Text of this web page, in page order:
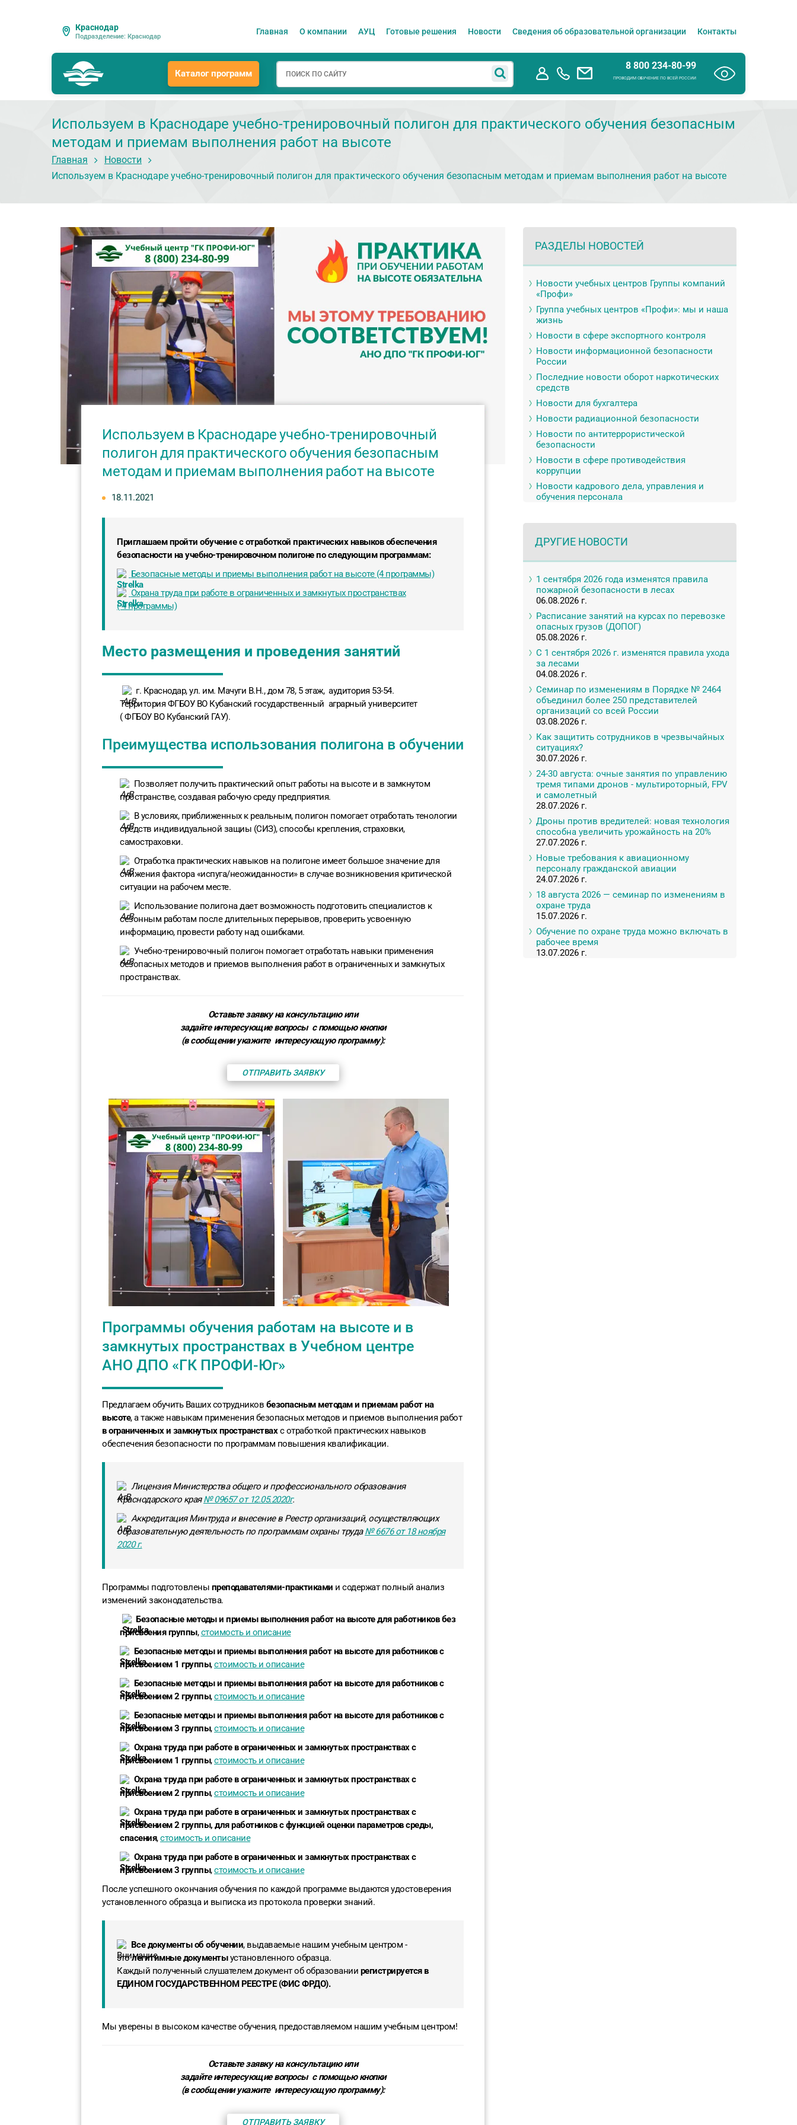
Краснодар
Подразделение: Краснодар
Главная О компании АУЦ Готовые решения Новости Сведения об образовательной организации Контакты
Каталог программ
8 800 234-80-99
ПРОВОДИМ ОБУЧЕНИЕ ПО ВСЕЙ РОССИИ
Используем в Краснодаре учебно-тренировочный полигон для практического обучения безопасным
методам и приемам выполнения работ на высоте
Главная
Новости
Используем в Краснодаре учебно-тренировочный полигон для практического обучения безопасным методам и приемам выполнения работ на высоте
Используем в Краснодаре учебно-тренировочный
полигон для практического обучения безопасным
методам и приемам выполнения работ на высоте
18.11.2021
Приглашаем пройти обучение с отработкой практических навыков обеспечения
безопасности на учебно-тренировочном полигоне по следующим программам:
Безопасные методы и приемы выполнения работ на высоте (4 программы)
Охрана труда при работе в ограниченных и замкнутых пространствах
( 4 программы)
Место размещения и проведения занятий
г. Краснодар, ул. им. Мачуги В.Н., дом 78, 5 этаж, аудитория 53-54.
Территория ФГБОУ ВО Кубанский государственный аграрный университет
( ФГБОУ ВО Кубанский ГАУ).
Преимущества использования полигона в обучении
Позволяет получить практический опыт работы на высоте и в замкнутом
пространстве, создавая рабочую среду предприятия.
В условиях, приближенных к реальным, полигон помогает отработать тенологии
средств индивидуальной защиы (СИЗ), способы крепления, страховки,
самостраховки.
Отработка практических навыков на полигоне имеет большое значение для
снижения фактора «испуга/неожиданности» в случае возникновения критической
ситуации на рабочем месте.
Использование полигона дает возможность подготовить специалистов к
сезонным работам после длительных перерывов, проверить усвоенную
информацию, провести работу над ошибками.
Учебно-тренировочный полигон помогает отработать навыки применения
безопасных методов и приемов выполнения работ в ограниченных и замкнутых
пространствах.
Оставьте заявку на консультацию или
задайте интересующие вопросы с помощью кнопки
(в сообщении укажите интересующую программу):
ОТПРАВИТЬ ЗАЯВКУ
Программы обучения работам на высоте и в
замкнутых пространствах в Учебном центре
АНО ДПО «ГК ПРОФИ-Юг»
Предлагаем обучить Ваших сотрудников безопасным методам и приемам работ на
высоте, а также навыкам применения безопасных методов и приемов выполнения работ
в ограниченных и замкнутых пространствахс отработкой практических навыков
обеспечения безопасности по программам повышения квалификации.
Лицензия Министерства общего и профессионального образования
Краснодарского края№ 09657 от 12.05.2020г.
Аккредитация Минтруда и внесение в Реестр организаций, осуществляющих
образовательную деятельность по программам охраны труда№ 6676 от 18 ноября
2020 г.
Программы подготовлены преподавателями-практиками и содержат полный анализ
изменений законодательства.
Безопасные методы и приемы выполнения работ на высоте для работников без
присвоения группы,стоимость и описание
Безопасные методы и приемы выполнения работ на высоте для работников с
присвоением 1 группы,стоимость и описание
Безопасные методы и приемы выполнения работ на высоте для работников с
присвоением 2 группы,стоимость и описание
Безопасные методы и приемы выполнения работ на высоте для работников с
присвоением 3 группы,стоимость и описание
Охрана труда при работе в ограниченных и замкнутых пространствах с
присвоением 1 группы,стоимость и описание
Охрана труда при работе в ограниченных и замкнутых пространствах с
присвоением 2 группы,стоимость и описание
Охрана труда при работе в ограниченных и замкнутых пространствах с
присвоением 2 группы, для работников с функцией оценки параметров среды,
спасения,стоимость и описание
Охрана труда при работе в ограниченных и замкнутых пространствах с
присвоением 3 группы,стоимость и описание
После успешного окончания обучения по каждой программе выдаются удостоверения
установленного образца и выписка из протокола проверки знаний.
Все документы об обучении, выдаваемые нашим учебным центром -
этолегитимные документыустановленного образца.
Каждый полученный слушателем документ об образовании регистрируется в
ЕДИНОМ ГОСУДАРСТВЕННОМ РЕЕСТРЕ (ФИС ФРДО).
Мы уверены в высоком качестве обучения, предоставляемом нашим учебным центром!
Оставьте заявку на консультацию или
задайте интересующие вопросы с помощью кнопки
(в сообщении укажите интересующую программу):
ОТПРАВИТЬ ЗАЯВКУ
РАЗДЕЛЫ НОВОСТЕЙ
Новости учебных центров Группы компаний
«Профи»
Группа учебных центров «Профи»: мы и наша
жизнь
Новости в сфере экспортного контроля
Новости информационной безопасности
России
Последние новости оборот наркотических
средств
Новости для бухгалтера
Новости радиационной безопасности
Новости по антитеррористической
безопасности
Новости в сфере противодействия
коррупции
Новости кадрового дела, управления и
обучения персонала
ДРУГИЕ НОВОСТИ
1 сентября 2026 года изменятся правила
пожарной безопасности в лесах
06.08.2026 г.
Расписание занятий на курсах по перевозке
опасных грузов (ДОПОГ)
05.08.2026 г.
С 1 сентября 2026 г. изменятся правила ухода
за лесами
04.08.2026 г.
Семинар по изменениям в Порядке № 2464
объединил более 250 представителей
организаций со всей России
03.08.2026 г.
Как защитить сотрудников в чрезвычайных
ситуациях?
30.07.2026 г.
24-30 августа: очные занятия по управлению
тремя типами дронов - мультироторный, FPV
и самолетный
28.07.2026 г.
Дроны против вредителей: новая технология
способна увеличить урожайность на 20%
27.07.2026 г.
Новые требования к авиационному
персоналу гражданской авиации
24.07.2026 г.
18 августа 2026 — семинар по изменениям в
охране труда
15.07.2026 г.
Обучение по охране труда можно включать в
рабочее время
13.07.2026 г.